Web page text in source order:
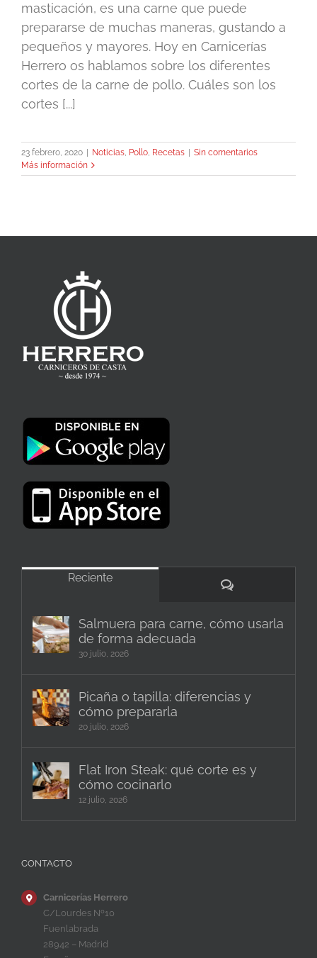
masticación, es una carne que puede
prepararse de muchas maneras, gustando a
pequeños y mayores. Hoy en Carnicerías
Herrero os hablamos sobre los diferentes
cortes de la carne de pollo. Cuáles son los
cortes [...]
23 febrero, 2020 Noticias, Pollo, Recetas
Sin comentarios
Más información
Reciente
Comentarios
Salmuera para carne, cómo usarla
de forma adecuada
30 julio, 2026
Picaña o tapilla: diferencias y
cómo prepararla
20 julio, 2026
Flat Iron Steak: qué corte es y
cómo cocinarlo
12 julio, 2026
CONTACTO
Carnicerías Herrero
C/Lourdes Nº10
Fuenlabrada
28942 – Madrid